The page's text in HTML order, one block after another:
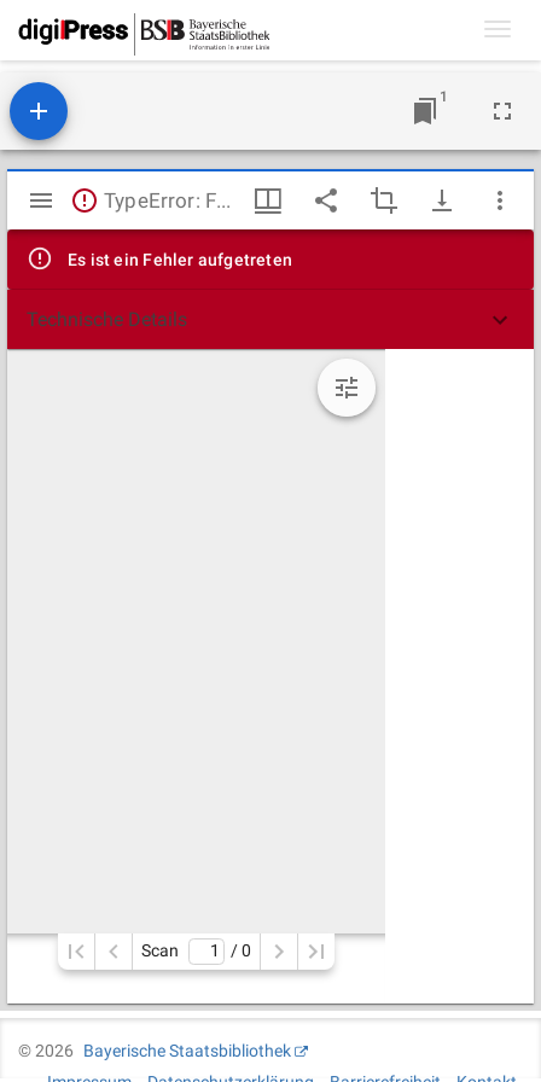
1
Mirador
Viewer
TypeError: Failed to fetch
Es ist ein Fehler aufgetreten
Technische Details
Scan / 0
©2026
Bayerische Staatsbibliothek